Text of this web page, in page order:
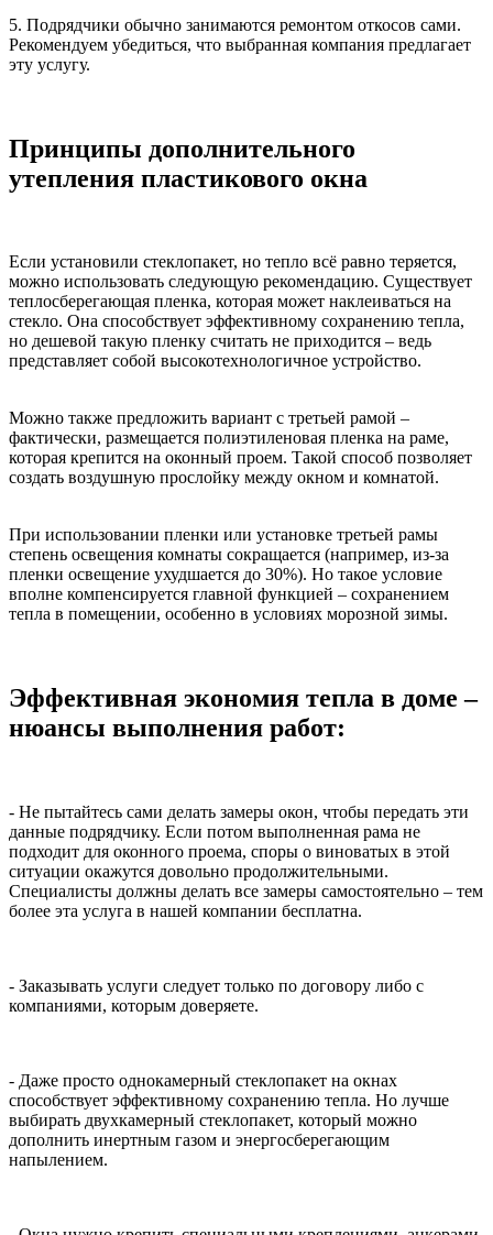
5. Подрядчики обычно занимаются ремонтом откосов сами.
Рекомендуем убедиться, что выбранная компания предлагает
эту услугу.
Принципы дополнительного
утепления пластикового окна
Если установили стеклопакет, но тепло всё равно теряется,
можно использовать следующую рекомендацию. Существует
теплосберегающая пленка, которая может наклеиваться на
стекло. Она способствует эффективному сохранению тепла,
но дешевой такую пленку считать не приходится – ведь
представляет собой высокотехнологичное устройство.
Можно также предложить вариант с третьей рамой –
фактически, размещается полиэтиленовая пленка на раме,
которая крепится на оконный проем. Такой способ позволяет
создать воздушную прослойку между окном и комнатой.
При использовании пленки или установке третьей рамы
степень освещения комнаты сокращается (например, из-за
пленки освещение ухудшается до 30%). Но такое условие
вполне компенсируется главной функцией – сохранением
тепла в помещении, особенно в условиях морозной зимы.
Эффективная экономия тепла в доме –
нюансы выполнения работ:
- Не пытайтесь сами делать замеры окон, чтобы передать эти
данные подрядчику. Если потом выполненная рама не
подходит для оконного проема, споры о виноватых в этой
ситуации окажутся довольно продолжительными.
Специалисты должны делать все замеры самостоятельно – тем
более эта услуга в нашей компании бесплатна.
- Заказывать услуги следует только по договору либо с
компаниями, которым доверяете.
- Даже просто однокамерный стеклопакет на окнах
способствует эффективному сохранению тепла. Но лучше
выбирать двухкамерный стеклопакет, который можно
дополнить инертным газом и энергосберегающим
напылением.